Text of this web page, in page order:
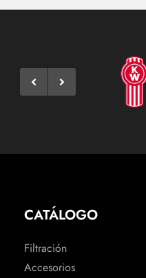
CATÁLOGO
Filtración
Accesorios